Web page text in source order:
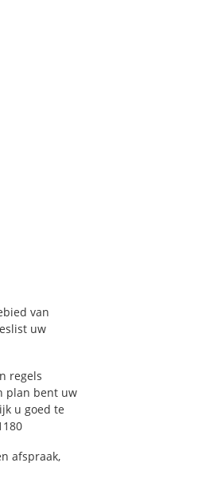
van
uw
regels
plan bent uw
u goed te
afspraak,